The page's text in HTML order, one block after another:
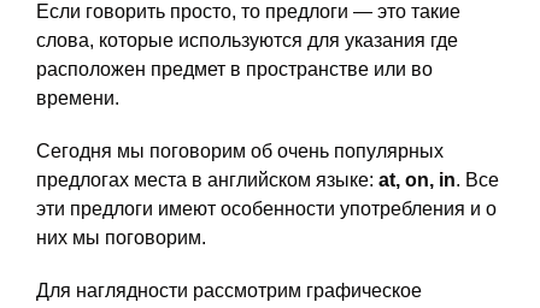
Если говорить просто, то предлоги — это такие
слова, которые используются для указания где
расположен предмет в пространстве или во
времени.
Сегодня мы поговорим об очень популярных
предлогах места в английском языке: at, on, in. Все
эти предлоги имеют особенности употребления и о
них мы поговорим.
Для наглядности рассмотрим графическое